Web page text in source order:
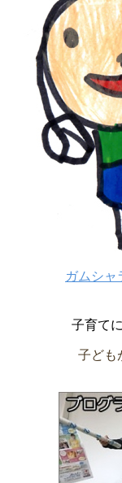
ガムシャ
子育て
子ども